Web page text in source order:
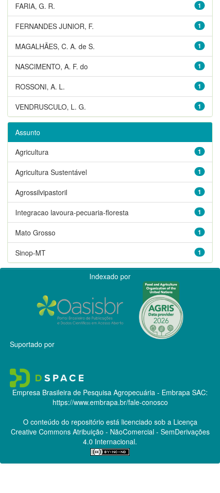
1
FARIA, G. R.
1
FERNANDES JUNIOR, F.
1
MAGALHÃES, C. A. de S.
1
NASCIMENTO, A. F. do
1
ROSSONI, A. L.
1
VENDRUSCULO, L. G.
Assunto
1
Agricultura
1
Agricultura Sustentável
1
Agrossilvipastoril
1
Integracao lavoura-pecuaria-floresta
1
Mato Grosso
1
Sinop-MT
Indexado por
Suportado por
Empresa Brasileira de Pesquisa Agropecuária - Embrapa SAC:
https://www.embrapa.br/fale-conosco
O conteúdo do repositório está licenciado sob a Licença
Creative CommonsAtribuição - NãoComercial - SemDerivações
4.0 Internacional.